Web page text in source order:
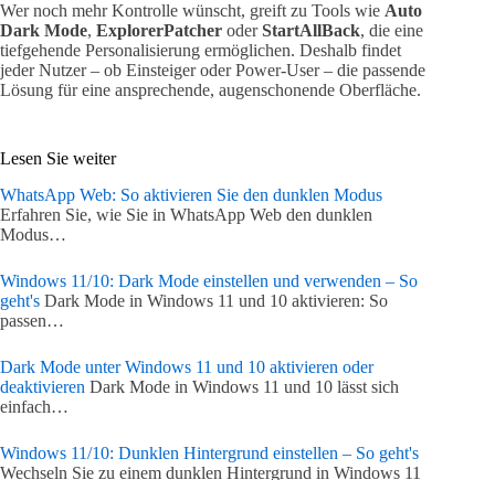
Wer noch mehr Kontrolle wünscht, greift zu Tools wie Auto
Dark Mode, ExplorerPatcher oderStartAllBack, die eine
tiefgehende Personalisierung ermöglichen. Deshalb findet
jeder Nutzer – ob Einsteiger oder Power-User – die passende
Lösung für eine ansprechende, augenschonende Oberfläche.
Lesen Sie weiter
WhatsApp Web: So aktivieren Sie den dunklen Modus
Erfahren Sie, wie Sie in WhatsApp Web den dunklen
Modus…
Windows 11/10: Dark Mode einstellen und verwenden – So
geht's Dark Mode in Windows 11 und 10 aktivieren: So
passen…
Dark Mode unter Windows 11 und 10 aktivieren oder
deaktivieren Dark Mode in Windows 11 und 10 lässt sich
einfach…
Windows 11/10: Dunklen Hintergrund einstellen – So geht's
Wechseln Sie zu einem dunklen Hintergrund in Windows 11